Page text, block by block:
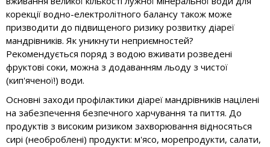
корекції водно-електролітного балансу також може
призводити до підвищеного ризику розвитку діареї
мандрівників. Як уникнути неприємностей?
Рекомендується поряд з водою вживати розведені
фруктові соки, можна з додаванням льоду з чистої
(кип'яченої!) води.
Основні заходи профілактики діареї мандрівників націлені
на забезпечення безпечного харчування та пиття. До
продуктів з високим ризиком захворювання відносяться
сирі (необроблені) продукти: м'ясо, морепродукти, салати,